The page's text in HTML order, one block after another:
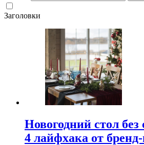
Заголовки
Новогодний стол без
4 лайфхака от